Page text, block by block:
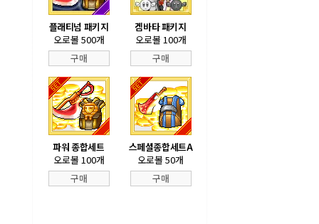
플래티넘 패키지
오로볼 500개
구매
겜바타 패키지
오로볼 100개
구매
파워 종합세트
오로볼 100개
구매
스페셜종합세트A
오로볼 50개
구매